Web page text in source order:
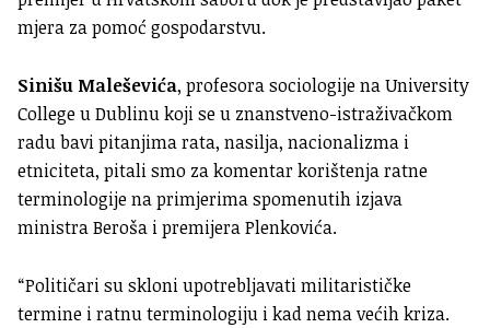
mjera za pomoć gospodarstvu.
Sinišu Maleševića, profesora sociologije na University
College u Dublinu koji se u znanstveno-istraživačkom
radu bavi pitanjima rata, nasilja, nacionalizma i
etniciteta, pitali smo za komentar korištenja ratne
terminologije na primjerima spomenutih izjava
ministra Beroša i premijera Plenkovića.
“Političari su skloni upotrebljavati militarističke
termine i ratnu terminologiju i kad nema većih kriza.